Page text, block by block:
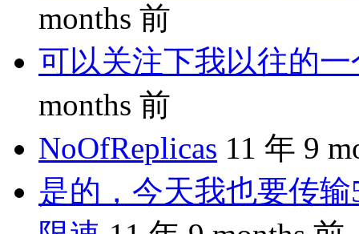
months 前
可以关注下我以往的
months 前
NoOfReplicas 11 年 9
是的，今天我也要传